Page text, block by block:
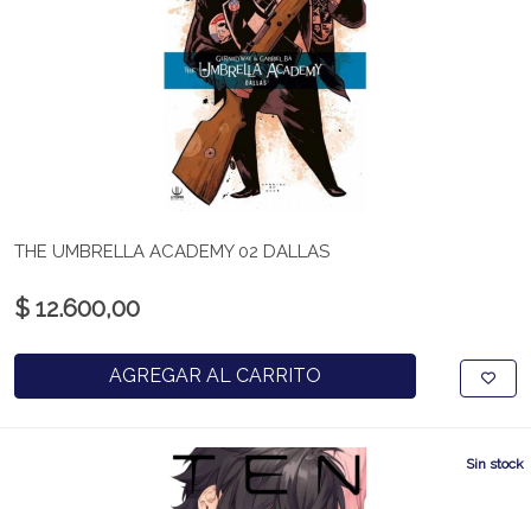
THE UMBRELLA ACADEMY 02 DALLAS
$ 12.600,00
AGREGAR AL CARRITO
Sin stock